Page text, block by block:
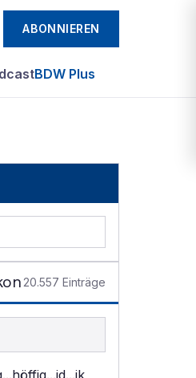
ABONNIEREN
BDW Plus
20.557 Einträge
...höffig...id...ik